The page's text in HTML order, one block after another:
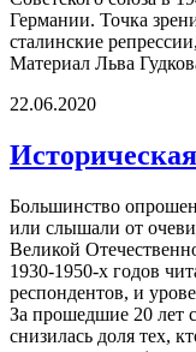
Германии. Точка
сталинские
Материал Льва
22.06.2020
Большинство
или слышали от
Великой
1930-1950-х годов
респондентов, и
За прошедшие 20 лет
снизилась доля тех,